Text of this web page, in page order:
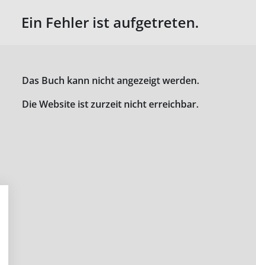
Ein Fehler ist aufgetreten.
Das Buch kann nicht angezeigt werden.
Die Website ist zurzeit nicht erreichbar.